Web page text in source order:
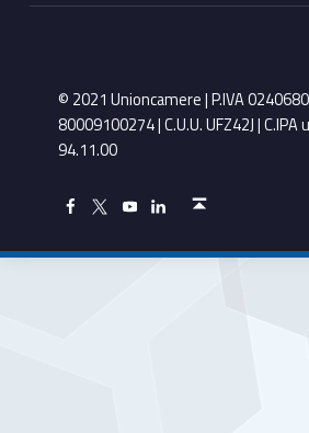
© 2021 Unioncamere | P.IVA
80009100274 | C.U.U. UFZ42J |
94.11.00
Facebook Unioncamere VenetoTwitter Unioncamere VenetoYoutube Unioncamere VenetoLinkedin Unioncamere Veneto